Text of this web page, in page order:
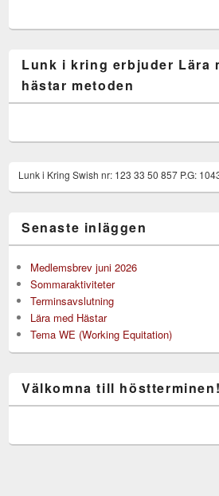
Lunk i kring erbjuder Lära
hästar metoden
Lunk i Kring Swish nr: 123 33 50 857 P.G:
Senaste inläggen
Medlemsbrev juni 2026
Sommaraktiviteter
Terminsavslutning
Lära med Hästar
Tema WE (Working Equitation)
Välkomna till höstterminen!